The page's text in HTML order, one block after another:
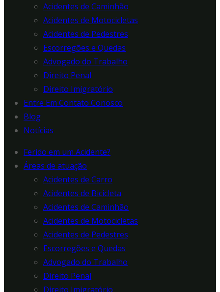
Acidentes de Caminhão
Acidentes de Motocicletas
Acidentes de Pedestres
Escorregões e Quedas
Advogado do Trabalho
Direito Penal
Direito Imigratório
Entre Em Contato Conosco
Blog
Notícias
Ferido em um Acidente?
Áreas de atuação
Acidentes de Carro
Acidentes de Bicicleta
Acidentes de Caminhão
Acidentes de Motocicletas
Acidentes de Pedestres
Escorregões e Quedas
Advogado do Trabalho
Direito Penal
Direito Imigratório